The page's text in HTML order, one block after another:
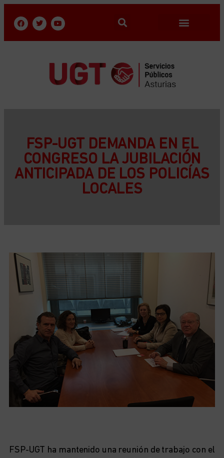
FSP-UGT DEMANDA EN EL
CONGRESO LA JUBILACIÓN
ANTICIPADA DE LOS POLICÍAS
LOCALES
FSP-UGT ha mantenido una reunión de trabajo con el